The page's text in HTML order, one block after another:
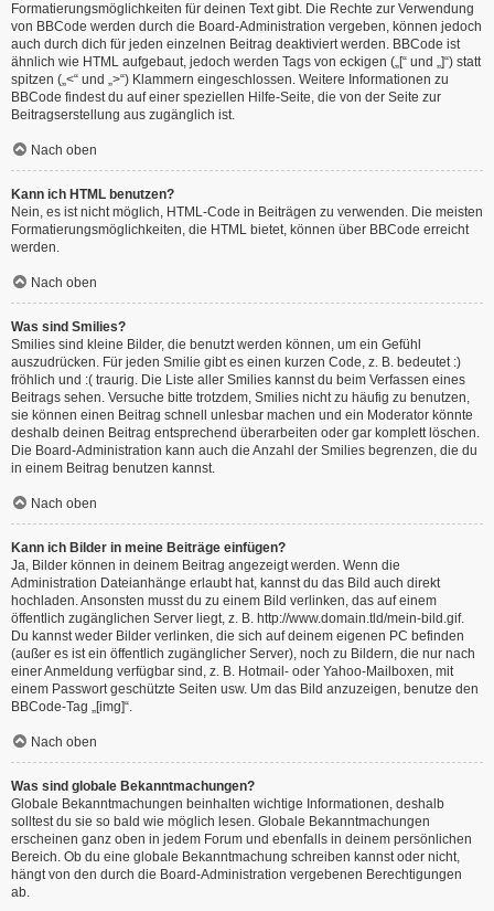
Formatierungsmöglichkeiten für deinen Text gibt. Die Rechte zur Verwendung
von BBCode werden durch die Board-Administration vergeben, können jedoch
auch durch dich für jeden einzelnen Beitrag deaktiviert werden. BBCode ist
ähnlich wie HTML aufgebaut, jedoch werden Tags von eckigen („[“ und „]“) statt
spitzen („<“ und „>“) Klammern eingeschlossen. Weitere Informationen zu
BBCode findest du auf einer speziellen Hilfe-Seite, die von der Seite zur
Beitragserstellung aus zugänglich ist.
Nach oben
Kann ich HTML benutzen?
Nein, es ist nicht möglich, HTML-Code in Beiträgen zu verwenden. Die meisten
Formatierungsmöglichkeiten, die HTML bietet, können über BBCode erreicht
werden.
Nach oben
Was sind Smilies?
Smilies sind kleine Bilder, die benutzt werden können, um ein Gefühl
auszudrücken. Für jeden Smilie gibt es einen kurzen Code, z. B. bedeutet :)
fröhlich und :( traurig. Die Liste aller Smilies kannst du beim Verfassen eines
Beitrags sehen. Versuche bitte trotzdem, Smilies nicht zu häufig zu benutzen,
sie können einen Beitrag schnell unlesbar machen und ein Moderator könnte
deshalb deinen Beitrag entsprechend überarbeiten oder gar komplett löschen.
Die Board-Administration kann auch die Anzahl der Smilies begrenzen, die du
in einem Beitrag benutzen kannst.
Nach oben
Kann ich Bilder in meine Beiträge einfügen?
Ja, Bilder können in deinem Beitrag angezeigt werden. Wenn die
Administration Dateianhänge erlaubt hat, kannst du das Bild auch direkt
hochladen. Ansonsten musst du zu einem Bild verlinken, das auf einem
öffentlich zugänglichen Server liegt, z. B. http://www.domain.tld/mein-bild.gif.
Du kannst weder Bilder verlinken, die sich auf deinem eigenen PC befinden
(außer es ist ein öffentlich zugänglicher Server), noch zu Bildern, die nur nach
einer Anmeldung verfügbar sind, z. B. Hotmail- oder Yahoo-Mailboxen, mit
einem Passwort geschützte Seiten usw. Um das Bild anzuzeigen, benutze den
BBCode-Tag „[img]“.
Nach oben
Was sind globale Bekanntmachungen?
Globale Bekanntmachungen beinhalten wichtige Informationen, deshalb
solltest du sie so bald wie möglich lesen. Globale Bekanntmachungen
erscheinen ganz oben in jedem Forum und ebenfalls in deinem persönlichen
Bereich. Ob du eine globale Bekanntmachung schreiben kannst oder nicht,
hängt von den durch die Board-Administration vergebenen Berechtigungen
ab.